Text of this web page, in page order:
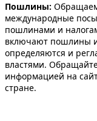
Пошлины:
международные
пошлинами и
включают пошлины
определяются и
властями.
информацией на
стране.